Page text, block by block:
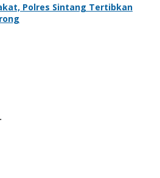
Polres Sintang Tertibkan